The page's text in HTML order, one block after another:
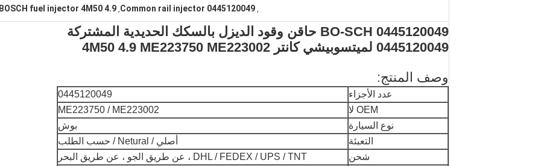
,
Common rail injector 0445120049
,
BOSCH fuel injector 4M50 4.9
0445120049 BO-SCH حاقن وقود الديزل بالسكك الحديدية المشتركة
0445120049 لميتسوبيشي كانتر 4M50 4.9 ME223750 ME223002
وصف المنتج:
عدد الأجزاء
0445120049
OEM لا
ME223750 / ME223002
نوع السيارة
بوش
التعبئة
أصلي / Netural / حسب الطلب
شحن
DHL / FEDEX / UPS / TNT ، عن طريق الجو ، عن طريق البحر